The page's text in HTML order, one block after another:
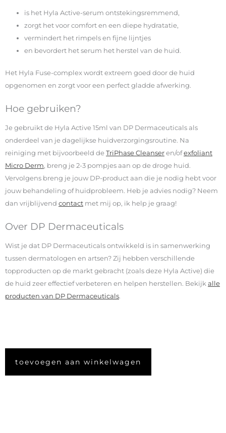
is het Hyla Active-serum ontstekingsremmend,
zorgt het voor comfort en een diepe hydratatie,
vermindert het rimpels en fijne lijntjes
en bevordert het serum het herstel van de huid.
Het Hyla Fuse-complex wordt extreem goed door de huid
opgenomen en zorgt voor een perfect gladde afwerking.
Hoe gebruiken?
Je gebruikt de Hyla Active 15ml van DP Dermaceuticals als
onderdeel van je dagelijkse huidverzorgingsroutine. Na
reiniging met bijvoorbeeld de TriPhase Cleanser en/ofexfoliant
Micro Derm, breng je 2-3 pompjes aan op de droge huid.
Vervolgens breng je jouw DP-product aan die je nodig hebt voor
jouw behandeling of huidprobleem. Heb je advies nodig? Neem
dan vrijblijvend contact met mij op, ik help je graag!
Over DP Dermaceuticals
Wist je dat DP Dermaceuticals ontwikkeld is in samenwerking
tussen dermatologen en artsen? Zij hebben verschillende
topproducten op de markt gebracht (zoals deze Hyla Active) die
de huid zeer effectief verbeteren en helpen herstellen. Bekijk alle
producten van DP Dermaceuticals.
toevoegen aan winkelwagen